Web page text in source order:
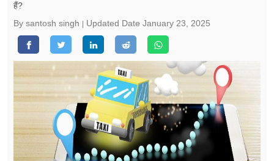
रिलेशनशिप
जीवन मंत्रा
फूड
सेहत
ब्‍यूटी
जॉब्स
हैं?
By santosh singh
Updated Date January 23, 2025